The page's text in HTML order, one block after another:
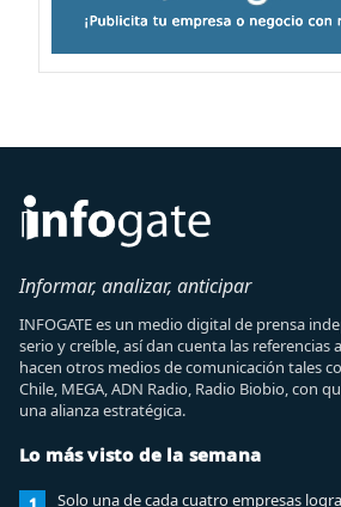
Informar, analizar, anticipar
INFOGATE es un medio digital de prensa
serio y creíble, así dan cuenta las referencias
hacen otros medios de comunicación tales
Chile, MEGA, ADN Radio, Radio Biobio, con
una alianza estratégica.
Lo más visto de la semana
Solo una de cada cuatro empresas